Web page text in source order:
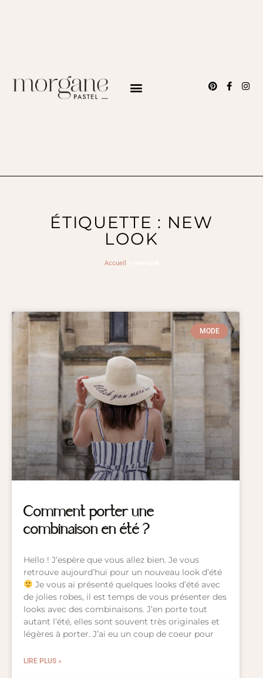
ÉTIQUETTE : NEW
LOOK
Accueil
MODE
Comment porter une
combinaison en été ?
Hello ! J’espère que vous allez bien. Je vous
retrouve aujourd’hui pour un nouveau look d’été
Je vous ai présenté quelques looks d’été avec
de jolies robes, il est temps de vous présenter des
looks avec des combinaisons. J’en porte tout
autant l’été, elles sont souvent très originales et
légères à porter. J’ai eu un coup de coeur pour
LIRE PLUS »